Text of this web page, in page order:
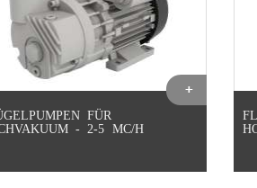
FÜR
- 2-5 MC/H